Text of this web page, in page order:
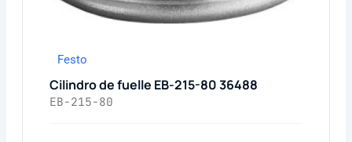
Festo
Cilindro de fuelle EB-215-80 36488
EB-215-80